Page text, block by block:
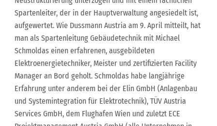
Spartenleiter, der in der Hauptverwaltung angesiedelt ist,
aufgewertet. Wie Dussmann Austria am 9. April mitteilt, hat
man als Spartenleitung Gebäudetechnik mit Michael
Schmoldas einen erfahrenen, ausgebildeten
Elektroenergietechniker, Meister und zertifizierten Facility
Manager an Bord geholt. Schmoldas habe langjährige
Erfahrung unter anderem bei der Elin GmbH (Anlagenbau
und Systemintegration für Elektrotechnik), TÜV Austria
Services GmbH, dem Flughafen Wien und zuletzt ECE